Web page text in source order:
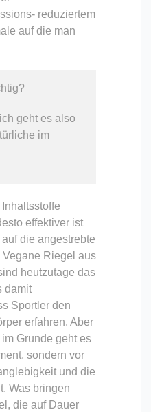
reduziertem
auf die man
geht es also
im
effektiver ist
die angestrebte
Vegane Riegel aus
heutzutage das
damit
Sportler den
erfahren. Aber
Grunde geht es
sondern vor
und die
Was bringen
die auf Dauer